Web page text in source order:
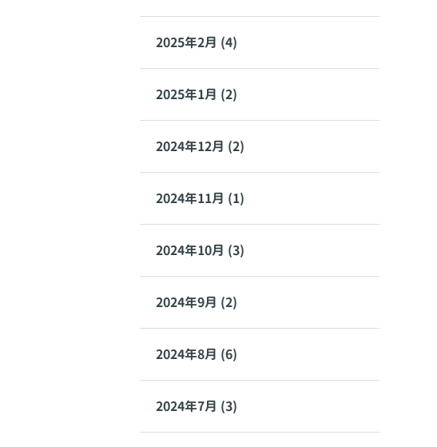
2025年2月 (4)
2025年1月 (2)
2024年12月 (2)
2024年11月 (1)
2024年10月 (3)
2024年9月 (2)
2024年8月 (6)
2024年7月 (3)